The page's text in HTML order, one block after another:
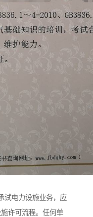
试电力设施业务，应
许可流程。任何单